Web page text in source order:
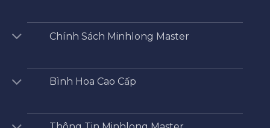
Chính Sách Minhlong Master
Bình Hoa Cao Cấp